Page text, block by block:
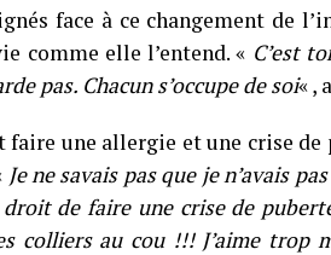
face à ce changement de
comme elle l’entend. « C’est
pas. Chacun s’occupe de soi« ,
faire une allergie et une crise
Je ne savais pas que je n’avais
de faire une crise de
colliers au cou !!! J’aime trop